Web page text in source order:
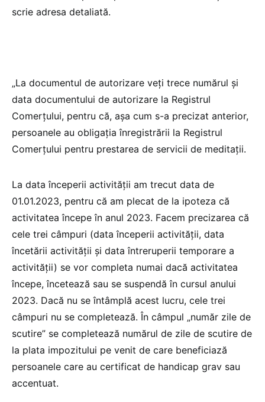
scrie adresa detaliată.
„La documentul de autorizare veți trece numărul și
data documentului de autorizare la Registrul
Comerțului, pentru că, așa cum s-a precizat anterior,
persoanele au obligația înregistrării la Registrul
Comerțului pentru prestarea de servicii de meditații.
La data începerii activității am trecut data de
01.01.2023, pentru că am plecat de la ipoteza că
activitatea începe în anul 2023. Facem precizarea că
cele trei câmpuri (data începerii activității, data
încetării activității și data întreruperii temporare a
activității) se vor completa numai dacă activitatea
începe, încetează sau se suspendă în cursul anului
2023. Dacă nu se întâmplă acest lucru, cele trei
câmpuri nu se completează. În câmpul „număr zile de
scutire” se completează numărul de zile de scutire de
la plata impozitului pe venit de care beneficiază
persoanele care au certificat de handicap grav sau
accentuat.